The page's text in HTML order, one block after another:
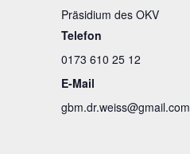
Präsidium des OKV
Telefon
0173 610 25 12
E-Mail
gbm.dr.weiss@gmail.com